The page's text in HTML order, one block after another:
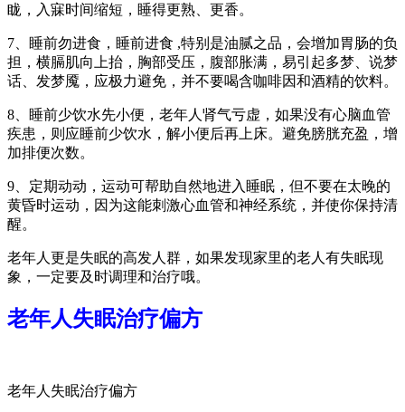
眬，入寐时间缩短，睡得更熟、更香。
7、睡前勿进食，睡前进食 ,特别是油腻之品，会增加胃肠的负
担，横膈肌向上抬，胸部受压，腹部胀满，易引起多梦、说梦
话、发梦魇，应极力避免，并不要喝含咖啡因和酒精的饮料。
8、睡前少饮水先小便，老年人肾气亏虚，如果没有心脑血管
疾患，则应睡前少饮水，解小便后再上床。避免膀胱充盈，增
加排便次数。
9、定期动动，运动可帮助自然地进入睡眠，但不要在太晚的
黄昏时运动，因为这能刺激心血管和神经系统，并使你保持清
醒。
老年人更是失眠的高发人群，如果发现家里的老人有失眠现
象，一定要及时调理和治疗哦。
老年人失眠治疗偏方
老年人失眠治疗偏方